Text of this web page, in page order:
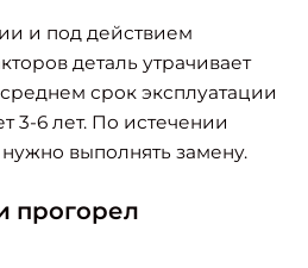
и под действием
деталь утрачивает
срок эксплуатации
3-6 лет. По истечении
выполнять замену.
прогорел